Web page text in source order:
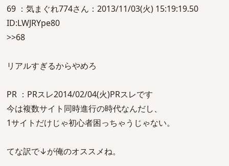
69 ：気まぐれ774さん：2013/11/03(火) 15:19:19.50
ID:LWJRYpe80
>>68
リアルすぎるからやめろ
PR ：PRスレ2014/02/04(火)PRスレです
今は複数サイト同時進行の時代なんだし、
1サイトだけじゃ初心者困っちゃうじゃない。
てな訳で↓が俺のオススメね。